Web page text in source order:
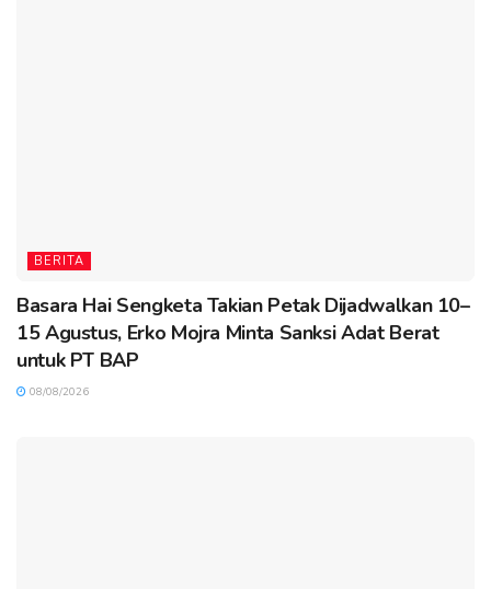
BERITA
Basara Hai Sengketa Takian Petak Dijadwalkan 10–
15 Agustus, Erko Mojra Minta Sanksi Adat Berat
untuk PT BAP
08/08/2026